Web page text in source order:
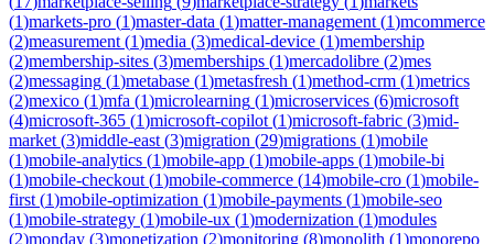
(1)markets-pro (1)master-data (1)matter-management (1)mcommerce
(2)measurement (1)media (3)medical-device (1)membership
(2)membership-sites (3)memberships (1)mercadolibre (2)mes
(2)messaging (1)metabase (1)metasfresh (1)method-crm (1)metrics
(2)mexico (1)mfa (1)microlearning (1)microservices (6)microsoft
(4)microsoft-365 (1)microsoft-copilot (1)microsoft-fabric (3)mid-
market (3)middle-east (3)migration (29)migrations (1)mobile
(1)mobile-analytics (1)mobile-app (1)mobile-apps (1)mobile-bi
(1)mobile-checkout (1)mobile-commerce (14)mobile-cro (1)mobile-
first (1)mobile-optimization (1)mobile-payments (1)mobile-seo
(1)mobile-strategy (1)mobile-ux (1)modernization (1)modules
(2)monday (3)monetization (2)monitoring (8)monolith (1)monorepo